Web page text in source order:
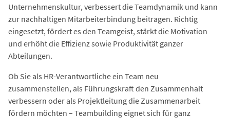
Unternehmenskultur, verbessert die Teamdynamik und kann
zur nachhaltigen Mitarbeiterbindung beitragen. Richtig
eingesetzt, fördert es den Teamgeist, stärkt die Motivation
und erhöht die Effizienz sowie Produktivität ganzer
Abteilungen.
Ob Sie als HR-Verantwortliche ein Team neu
zusammenstellen, als Führungskraft den Zusammenhalt
verbessern oder als Projektleitung die Zusammenarbeit
fördern möchten – Teambuilding eignet sich für ganz